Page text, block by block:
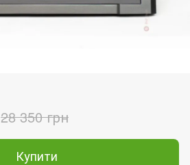
28 350 грн
Купити